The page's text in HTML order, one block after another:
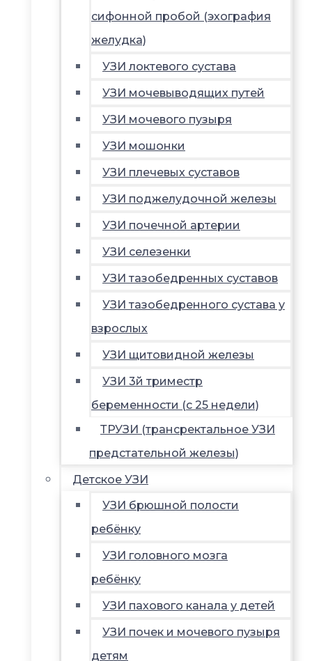
сифонной пробой (эхография
желудка)
УЗИ локтевого сустава
УЗИ мочевыводящих путей
УЗИ мочевого пузыря
УЗИ мошонки
УЗИ плечевых суставов
УЗИ поджелудочной железы
УЗИ почечной артерии
УЗИ селезенки
УЗИ тазобедренных суставов
УЗИ тазобедренного сустава у
взрослых
УЗИ щитовидной железы
УЗИ 3й триместр
беременности (с 25 недели)
ТРУЗИ (трансректальное УЗИ
предстательной железы)
Детское УЗИ
УЗИ брюшной полости
ребёнку
УЗИ головного мозга
ребёнку
УЗИ пахового канала у детей
УЗИ почек и мочевого пузыря
детям